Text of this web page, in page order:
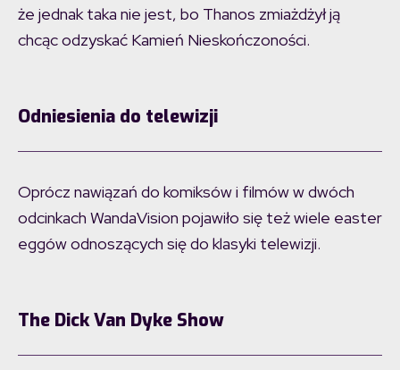
że jednak taka nie jest, bo Thanos zmiażdżył ją
chcąc odzyskać Kamień Nieskończoności.
Odniesienia do telewizji
Oprócz nawiązań do komiksów i filmów w dwóch
odcinkach WandaVision pojawiło się też wiele easter
eggów odnoszących się do klasyki telewizji.
The Dick Van Dyke Show